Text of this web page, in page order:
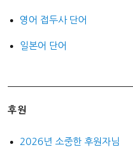
영어 접두사 단어
일본어 단어
후원
2026년 소중한 후원자님